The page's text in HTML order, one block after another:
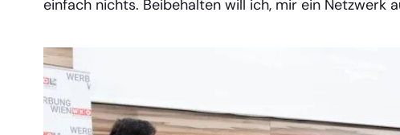
einfach nichts. Beibehalten will ich, mir ein Netzwerk